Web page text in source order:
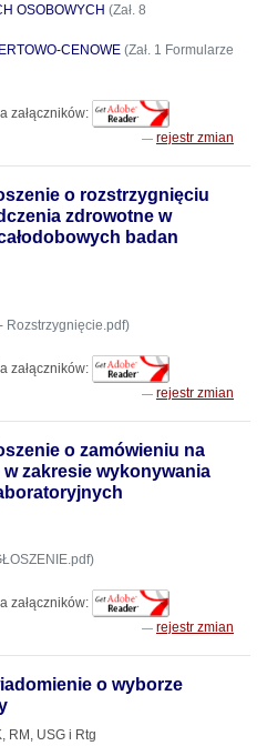
OSOBOWYCH (Zał. 8
CENOWE (Zał. 1 Formularze
załączników:
rejestr zmian
o rozstrzygnięciu
zdrowotne w
badan
Rozstrzygnięcie.pdf)
załączników:
rejestr zmian
o zamówieniu na
zakresie wykonywania
załączników:
rejestr zmian
o wyborze
RM, USG i Rtg